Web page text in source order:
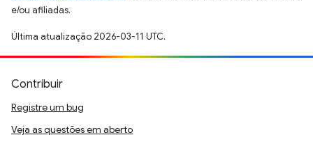
e/ou afiliadas.
Última atualização 2026-03-11 UTC.
Contribuir
Registre um bug
Veja as questões em aberto